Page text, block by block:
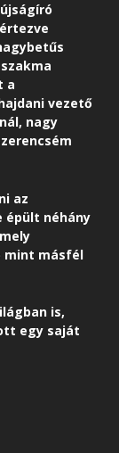
a
vezető
nagy
az
épült néhány
mint másfél
is,
egy saját